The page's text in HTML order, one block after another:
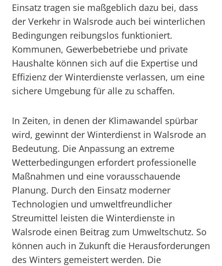
Einsatz tragen sie maßgeblich dazu bei, dass
der Verkehr in Walsrode auch bei winterlichen
Bedingungen reibungslos funktioniert.
Kommunen, Gewerbebetriebe und private
Haushalte können sich auf die Expertise und
Effizienz der Winterdienste verlassen, um eine
sichere Umgebung für alle zu schaffen.
In Zeiten, in denen der Klimawandel spürbar
wird, gewinnt der Winterdienst in Walsrode an
Bedeutung. Die Anpassung an extreme
Wetterbedingungen erfordert professionelle
Maßnahmen und eine vorausschauende
Planung. Durch den Einsatz moderner
Technologien und umweltfreundlicher
Streumittel leisten die Winterdienste in
Walsrode einen Beitrag zum Umweltschutz. So
können auch in Zukunft die Herausforderungen
des Winters gemeistert werden. Die